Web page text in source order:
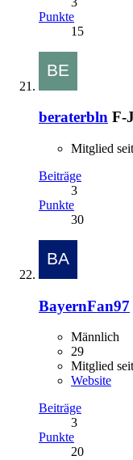
Punkte
15
beraterbln F-
Mitglied
Beiträge
3
Punkte
30
BayernFan97
Männlich
29
Mitglied
Website
Beiträge
3
Punkte
20